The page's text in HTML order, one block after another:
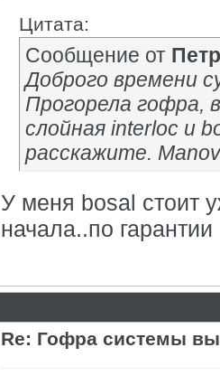
Цитата:
Сообщение от
Доброго времени
Прогорела гофра,
слойная interloc и
расскажите.
У меня bosal стоит
начала..по
Re: Гофра системы